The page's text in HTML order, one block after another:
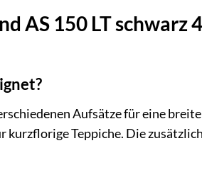
AS 150 LT
Aufsätze für eine
Teppiche. Die